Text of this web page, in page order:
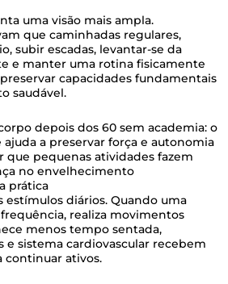
uma visão mais ampla.
que caminhadas regulares,
subir escadas, levantar-se da
e manter uma rotina fisicamente
capacidades fundamentais
saudável.
que pequenas atividades fazem
no envelhecimento
prática
estímulos diários. Quando uma
realiza movimentos
menos tempo sentada,
e sistema cardiovascular recebem
continuar ativos.